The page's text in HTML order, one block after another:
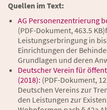
Quellen im Text:
AG Personenzentrierung
(PDF-Dokument, 463.5 KB)
Leistungserbringung in
Einrichtungen der
Grundlagen und deren
Deutscher Verein für
(2018): (PDF-Dokument,
Deutschen Vereins zur
den Leistungen zur